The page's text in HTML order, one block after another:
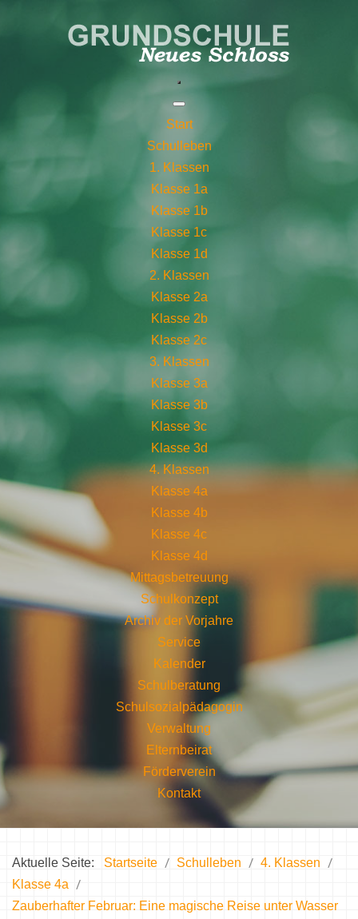
Start
Schulleben
1. Klassen
Klasse 1a
Klasse 1b
Klasse 1c
Klasse 1d
2. Klassen
Klasse 2a
Klasse 2b
Klasse 2c
3. Klassen
Klasse 3a
Klasse 3b
Klasse 3c
Klasse 3d
4. Klassen
Klasse 4a
Klasse 4b
Klasse 4c
Klasse 4d
Mittagsbetreuung
Schulkonzept
Archiv der Vorjahre
Service
Kalender
Schulberatung
Schulsozialpädagogin
Verwaltung
Elternbeirat
Förderverein
Kontakt
Aktuelle Seite: Startseite Schulleben
4. Klassen
Klasse 4a
Zauberhafter Februar: Eine magische Reise unter Wasser